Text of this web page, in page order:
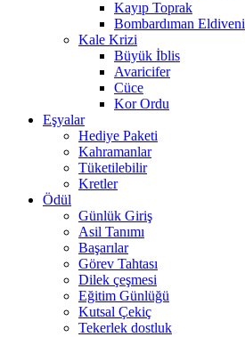
Kayıp Toprak
Bombardıman Eldiveni
Kale Krizi
Büyük İblis
Avaricifer
Cüce
Kor Ordu
Eşyalar
Hediye Paketi
Kahramanlar
Tüketilebilir
Kretler
Ödül
Günlük Giriş
Asil Tanımı
Başarılar
Görev Tahtası
Dilek çeşmesi
Eğitim Günlüğü
Kutsal Çekiç
Tekerlek dostluk